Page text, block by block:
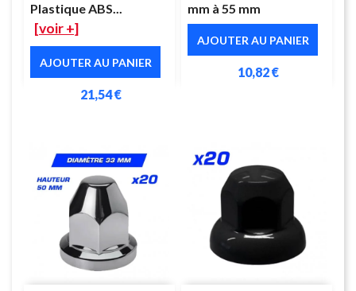
Plastique ABS...
[voir +]
AJOUTER AU PANIER
21,54 €
mm à 55 mm
AJOUTER AU PANIER
10,82 €